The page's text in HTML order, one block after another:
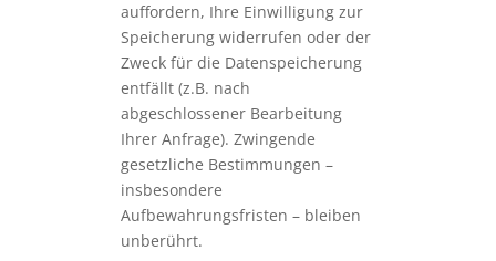
auffordern, Ihre Einwilligung zur
Speicherung widerrufen oder der
Zweck für die Datenspeicherung
entfällt (z.B. nach
abgeschlossener Bearbeitung
Ihrer Anfrage). Zwingende
gesetzliche Bestimmungen –
insbesondere
Aufbewahrungsfristen – bleiben
unberührt.